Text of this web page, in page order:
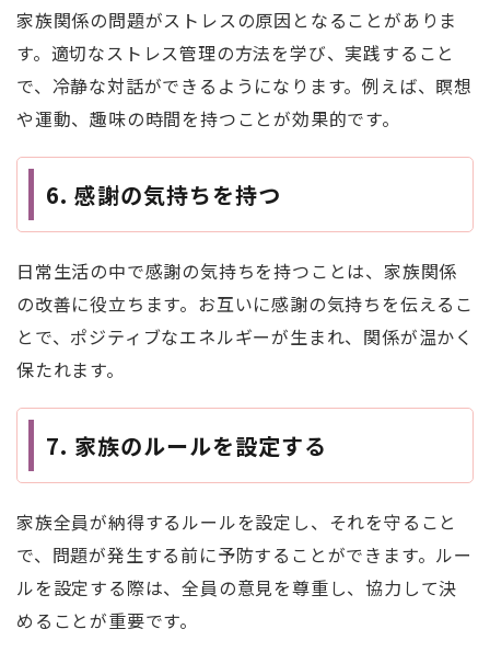
家族関係の問題がストレスの原因となることがありま
す。適切なストレス管理の方法を学び、実践すること
で、冷静な対話ができるようになります。例えば、瞑想
や運動、趣味の時間を持つことが効果的です。
6. 感謝の気持ちを持つ
日常生活の中で感謝の気持ちを持つことは、家族関係
の改善に役立ちます。お互いに感謝の気持ちを伝えるこ
とで、ポジティブなエネルギーが生まれ、関係が温かく
保たれます。
7. 家族のルールを設定する
家族全員が納得するルールを設定し、それを守ること
で、問題が発生する前に予防することができます。ルー
ルを設定する際は、全員の意見を尊重し、協力して決
めることが重要です。